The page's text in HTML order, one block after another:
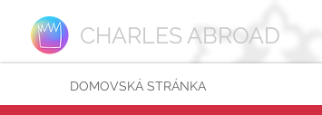
CHARLES ABROAD
DOMOVSKÁ STRÁNKA